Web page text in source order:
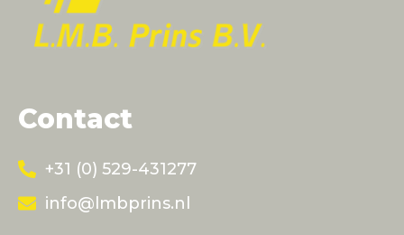
Contact
+31 (0) 529-431277
info@lmbprins.nl